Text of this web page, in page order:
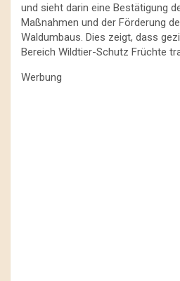
und sieht darin eine Bestätigung
Maßnahmen und der Förderung
Waldumbaus. Dies zeigt, dass
Bereich Wildtier-Schutz Früchte
Werbung